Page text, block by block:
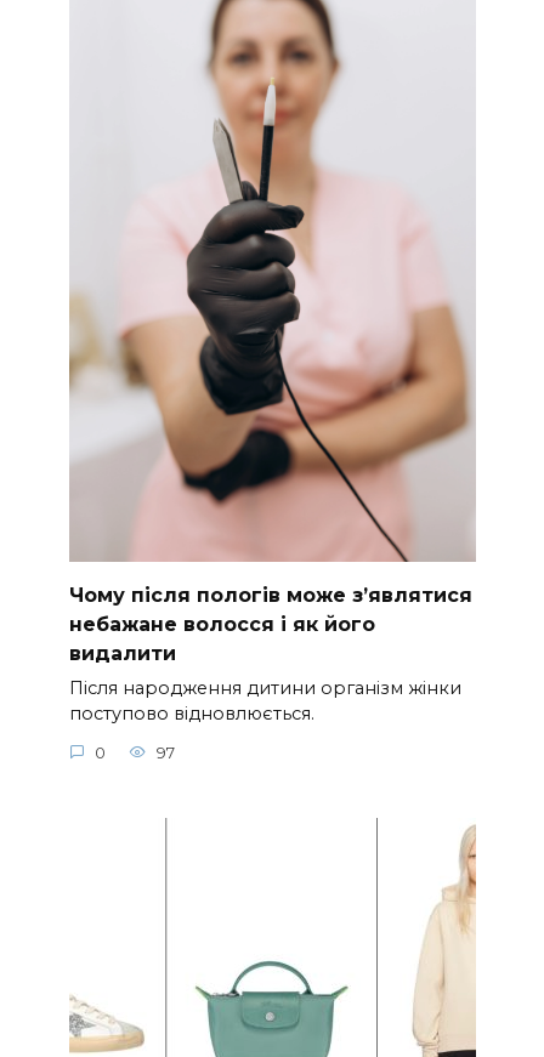
Чому після пологів може з’являтися
небажане волосся і як його
видалити
Після народження дитини організм жінки
поступово відновлюється.
0 97